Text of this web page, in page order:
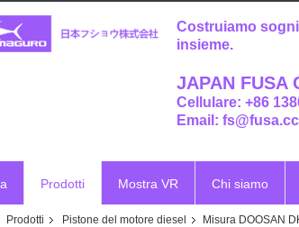
Costruiamo
insieme.
JAPAN FUSA
Cellulare: +86
Email: fs@fusa.cc
Prodotti Mostra VR Chi siamo
Prodotti Pistone del motore diesel Misura DOOSAN